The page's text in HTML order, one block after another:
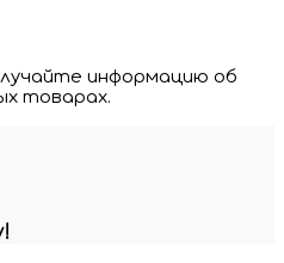
информацию об
товарах.